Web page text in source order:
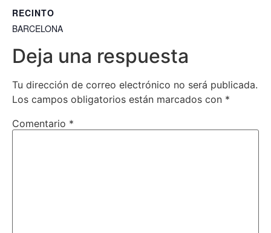
RECINTO
BARCELONA
Deja una respuesta
Tu dirección de correo electrónico no será publicada.
Los campos obligatorios están marcados con *
Comentario *